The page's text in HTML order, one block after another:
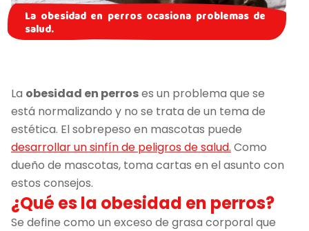
La obesidad en perros ocasiona problemas de
salud.
La obesidad en perroses un problema que se
está normalizando y no se trata de un tema de
estética. El sobrepeso en mascotas puede
desarrollar un sinfín de peligros de salud. Como
dueño de mascotas, toma cartas en el asunto con
estos consejos.
¿Qué es la obesidad en perros?
Se define como un exceso de grasa corporal que